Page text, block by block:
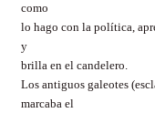
como
lo hago con la política,
y
brilla en el candelero.
Los antiguos galeotes
marcaba el